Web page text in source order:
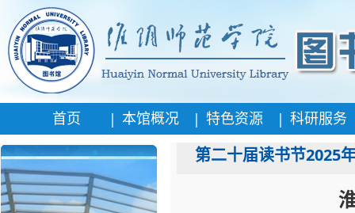
首页 | 本馆概况 | 特色资源 | 科研服务
第二十届读书节2025